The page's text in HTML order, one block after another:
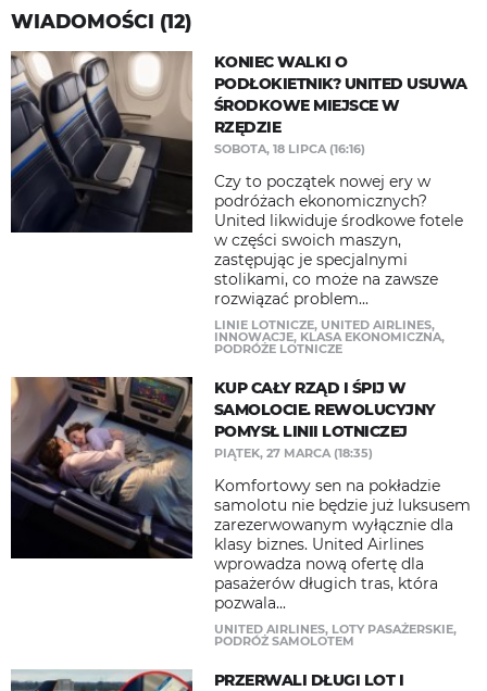
WIADOMOŚCI (12)
KONIEC WALKI O
PODŁOKIETNIK? UNITED USUWA
ŚRODKOWE MIEJSCE W
RZĘDZIE
SOBOTA, 18 LIPCA (16:16)
Czy to początek nowej ery w
podróżach ekonomicznych?
United likwiduje środkowe fotele
w części swoich maszyn,
zastępując je specjalnymi
stolikami, co może na zawsze
rozwiązać problem...
LINIE LOTNICZE, UNITED AIRLINES,
INNOWACJE, KLASA EKONOMICZNA,
PODRÓŻE LOTNICZE
KUP CAŁY RZĄD I ŚPIJ W
SAMOLOCIE. REWOLUCYJNY
POMYSŁ LINII LOTNICZEJ
PIĄTEK, 27 MARCA (18:35)
Komfortowy sen na pokładzie
samolotu nie będzie już luksusem
zarezerwowanym wyłącznie dla
klasy biznes. United Airlines
wprowadza nową ofertę dla
pasażerów długich tras, która
pozwala...
UNITED AIRLINES, LOTY PASAŻERSKIE,
PODRÓŻ SAMOLOTEM
PRZERWALI DŁUGI LOT I